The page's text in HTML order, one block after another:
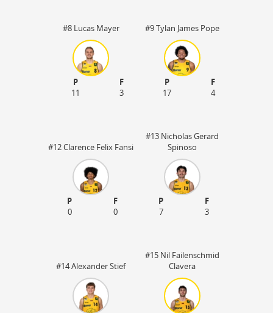
#8 Lucas Mayer
P
F
11
3
#9 Tylan James Pope
P
F
17
4
#12 Clarence Felix Fansi
P
F
0
0
#13 Nicholas Gerard
Spinoso
P
F
7
3
#14 Alexander Stief
#15 Nil Failenschmid
Clavera